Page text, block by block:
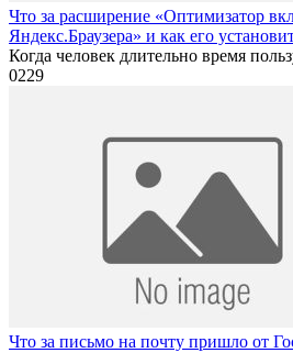
Что за расширение «Оптимизатор
Яндекс.Браузера» и как его
Когда человек длительно время
0229
Что за письмо на почту пришло от